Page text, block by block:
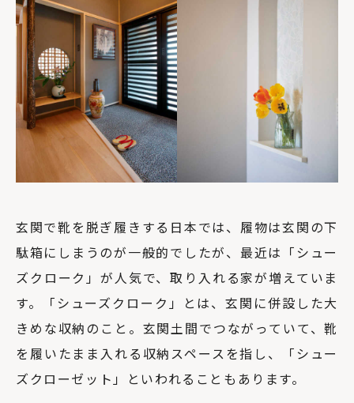
玄関で靴を脱ぎ履きする日本では、履物は玄関の下
駄箱にしまうのが一般的でしたが、最近は「シュー
ズクローク」が人気で、取り入れる家が増えていま
す。「シューズクローク」とは、玄関に併設した大
きめな収納のこと。玄関土間でつながっていて、靴
を履いたまま入れる収納スペースを指し、「シュー
ズクローゼット」といわれることもあります。